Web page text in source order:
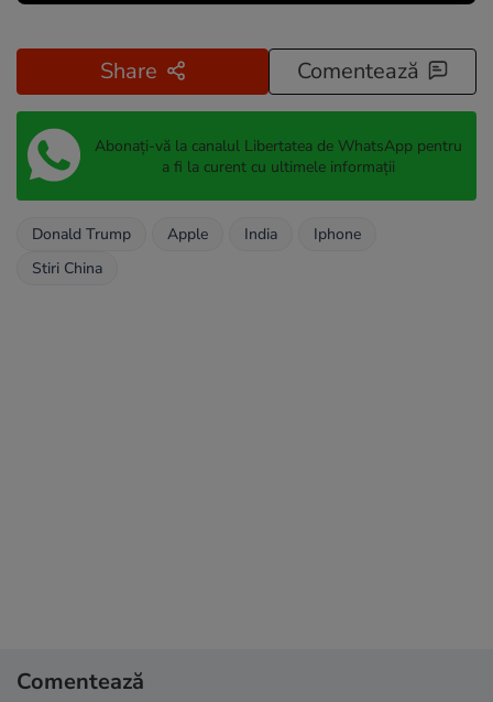
Share Comentează
Abonați-vă la canalul Libertatea de WhatsApp pentru
a fi la curent cu ultimele informații
Donald Trump Apple India
Iphone
Stiri China
Comentează